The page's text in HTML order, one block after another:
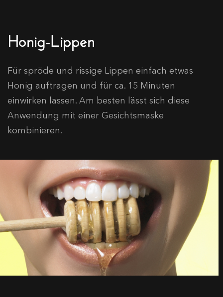
Honig-Lippen
Für spröde und rissige Lippen einfach etwas
Honig auftragen und für ca. 15 Minuten
einwirken lassen. Am besten lässt sich diese
Anwendung mit einer Gesichtsmaske
kombinieren.